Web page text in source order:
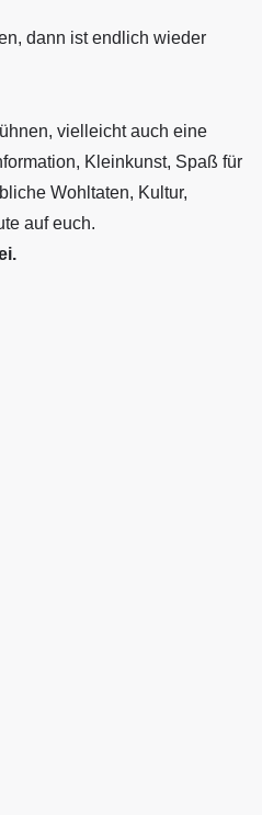
dann ist endlich wieder
vielleicht auch eine
Kleinkunst, Spaß für
Wohltaten, Kultur,
auf euch.